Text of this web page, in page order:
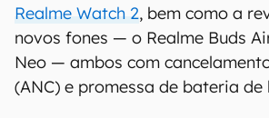
Realme Watch 2, bem como a
novos fones — o Realme Buds
Neo — ambos com
(ANC) e promessa de bateria de